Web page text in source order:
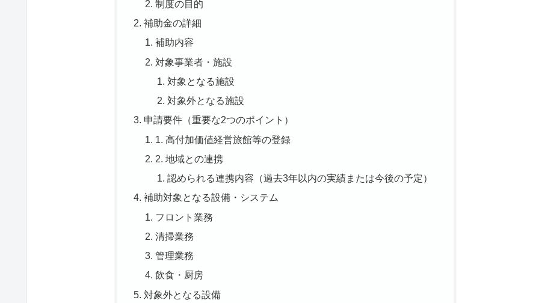
制度の目的
補助金の詳細
補助内容
対象事業者・施設
対象となる施設
対象外となる施設
申請要件（重要な2つのポイント）
1. 高付加価値経営旅館等の登録
2. 地域との連携
認められる連携内容（過去3年以内の実績または今後の予定）
補助対象となる設備・システム
フロント業務
清掃業務
管理業務
飲食・厨房
対象外となる設備